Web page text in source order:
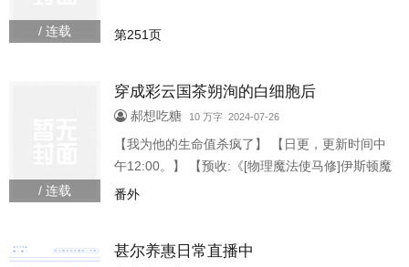
/ 连载 第251页
/ 连载
穿成彩云国茶朔洵的白细胞后
郝想吃糖 10 万字 2024-07-26
【我为他的生命值杀疯了】 【日更，更新时间中
午12:00。】 【预收:《[物理魔法使马修]伊斯顿魔
法学校直播中》】 文案: 当我成为茶朔洵背后灵五
让他感知人生的美好，和他全身的细胞都爱着
番外
甚尔养惠日常直播中